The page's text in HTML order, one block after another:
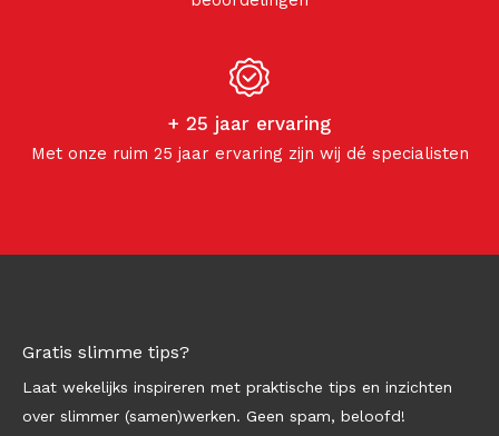
+ 25 jaar ervaring
Met onze ruim 25 jaar ervaring zijn wij dé specialisten
Gratis slimme tips?
Laat wekelijks inspireren met praktische tips en inzichten
over slimmer (samen)werken. Geen spam, beloofd!